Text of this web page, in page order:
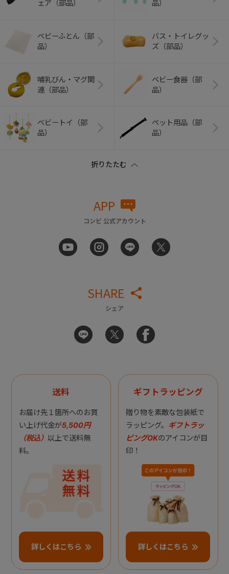
ェア（部品）
品）
ベビーふとん（部
品）
バス・トイレグッ
ズ（部品）
哺乳びん・マグ関
連（部品）
ベビー食器（部
品）
ベビートイ（部
品）
ペット用品（部
品）
APP
コンビ 公式アカウント
SHARE
シェア
送料
お届け先１箇所へのお買
い上げ代金が5,500円
（税込） 以上で送料無
料。
詳しくはこちら
ギフトラッピング
贈り物を素敵な包装紙で
ラッピング。 ギフトラッ
ピングOKのアイコンが目
印！
詳しくはこちら